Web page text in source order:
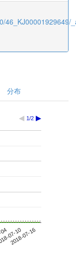
46_KJ00001929649/
分布
1/2
07-10
2018-07-16